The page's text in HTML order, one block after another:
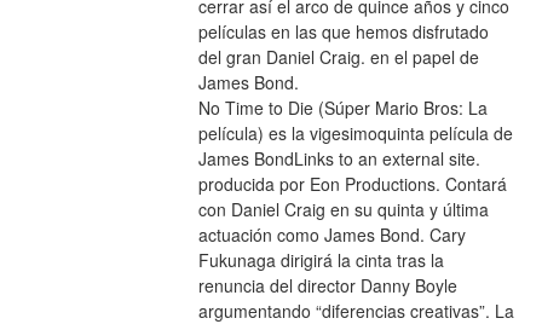
cerrar así el arco de quince años y cinco
películas en las que hemos disfrutado
del gran Daniel Craig. en el papel de
James Bond.
No Time to Die (Súper Mario Bros: La
película) es la vigesimoquinta película de
James BondLinks to an external site.
producida por Eon Productions. Contará
con Daniel Craig en su quinta y última
actuación como James Bond. Cary
Fukunaga dirigirá la cinta tras la
renuncia del director Danny Boyle
argumentando “diferencias creativas”. La